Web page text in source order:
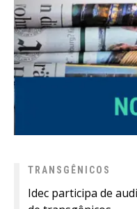
TRANSGÊNICOS
Idec participa de